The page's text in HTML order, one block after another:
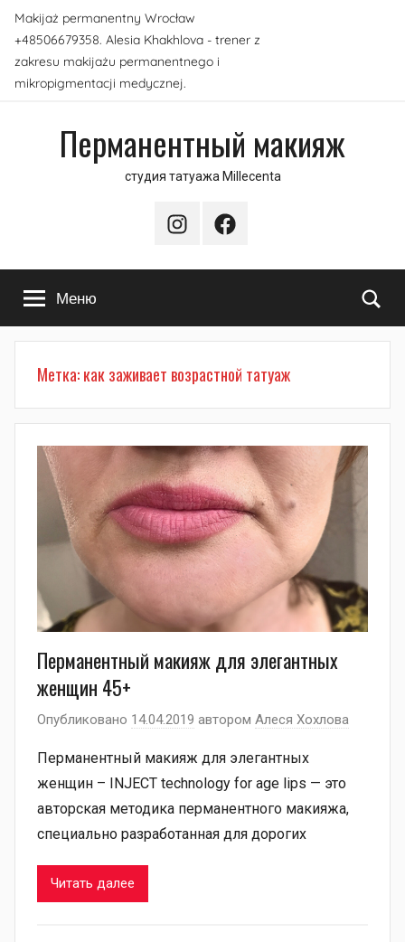
Перейти
содержимому
Makijaż permanentny Wrocław
+48506679358. Alesia Khakhlova - trener z
zakresu makijażu permanentnego i
mikropigmentacji medycznej.
Перманентный макияж
студия татуажа Millecenta
InstagramFacebook
Меню
Метка:как заживает возрастной татуаж
Перманентный макияж для элегантных
женщин 45+
Опубликовано 14.04.2019 автором Алеся Хохлова
Перманентный макияж для элегантных
женщин – INJECT technology for age lips — это
авторская методика перманентного макияжа,
специально разработанная для дорогих
Читать далее